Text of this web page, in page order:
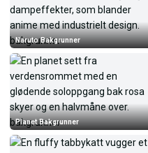
Naruto Bakgrunner
Planet Bakgrunner